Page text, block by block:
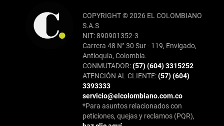
COPYRIGHT © 2026 EL COLOMBIANO
S.A.S
NIT: 890901352-3
Carrera 48 N° 30 Sur - 119, Envigado,
Antioquia, Colombia.
CONMUTADOR:(57) (604) 3315252
ATENCIÓN AL CLIENTE:(57) (604)
3393333
servicio@elcolombiano.com.co
*Para asuntos relacionados con
peticiones, quejas y reclamos (PQR),